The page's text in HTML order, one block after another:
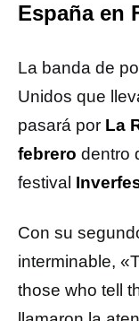
España en
La banda de
Unidos que
pasará por La
febrero dentro
festival
Con su
interminable,
those who tell